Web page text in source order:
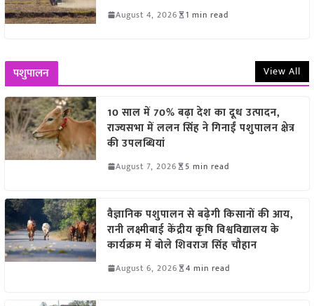
August 4, 2026 1 min read
पशुपालन View All
10 साल में 70% बढ़ा देश का दूध उत्पादन,
राज्यसभा में ललन सिंह ने गिनाईं पशुपालन क्षेत्र
की उपलब्धियां
August 7, 2026 5 min read
वैज्ञानिक पशुपालन से बढ़ेगी किसानों की आय,
रानी लक्ष्मीबाई केंद्रीय कृषि विश्वविद्यालय के
कार्यक्रम में बोले शिवराज सिंह चौहान
August 6, 2026 4 min read